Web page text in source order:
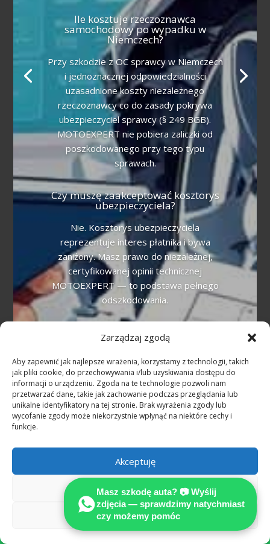
Zarządzaj zgodą
Aby zapewnić jak najlepsze wrażenia, korzystamy z technologii, takich
jak pliki cookie, do przechowywania i/lub uzyskiwania dostępu do
informacji o urządzeniu. Zgoda na te technologie pozwoli nam
przetwarzać dane, takie jak zachowanie podczas przeglądania lub
unikalne identyfikatory na tej stronie. Brak wyrażenia zgody lub
wycofanie zgody może niekorzystnie wpłynąć na niektóre cechy i
funkcje.
Akceptuję
Odmów
Zobacz preferencje
Ile kosztuje rzeczoznawca
samochodowy po wypadku w
Niemczech?
Przy szkodzie z OC sprawcy w Niemczech
i jednoznacznej odpowiedzialności
uzasadnione koszty niezależnego
rzeczoznawcy co do zasady pokrywa
ubezpieczyciel sprawcy (§ 249 BGB).
MOTOEXPERT nie pobiera zaliczki od
poszkodowanego przy tego typu
sprawach.
Czy muszę zaakceptować kosztorys
ubezpieczyciela?
Nie. Kosztorys ubezpieczyciela
reprezentuje interes płatnika i bywa
zaniżony. Masz prawo do niezależnej,
certyfikowanej opinii technicznej
MOTOEXPERT — to podstawa pełnego
odszkodowania.
Kiedy przysługuje auto zastępcze?
w Niemczech auto zastępcze przysługuje
na czas naprawy lub odkupu pojazdu.
Alternatywą jest odszkodowanie za utratę
możliwości korzystania (Nutzungsausfall).
To spadek wartości rynkowej auta po
wypadku mimo poprawnej naprawy. W
Niemczech jest to odrębne roszczenie —
rzeczoznawca MOTOEXPERT wylicza je w
opinii technicznej.

Masz szkodę auta? 📷 Wyślij
zdjęcia — sprawdzimy natychmiast
czy możemy pomóc